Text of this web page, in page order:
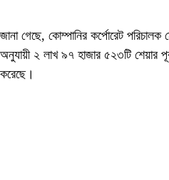
জানা গেছে, কোম্পানির কর্পোরেট পরিচালক
অনুযায়ী ২ লাখ ৯৭ হাজার ৫২৩টি শেয়ার
করেছে।